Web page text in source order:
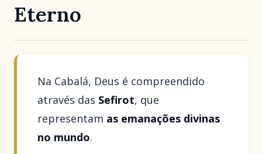
Eterno
Na Cabalá, Deus é compreendido
através das Sefirot, que
representam as emanações divinas
no mundo.